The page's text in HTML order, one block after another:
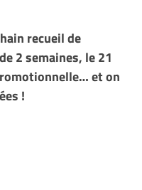
recueil de
2 semaines, le 21
et on
!